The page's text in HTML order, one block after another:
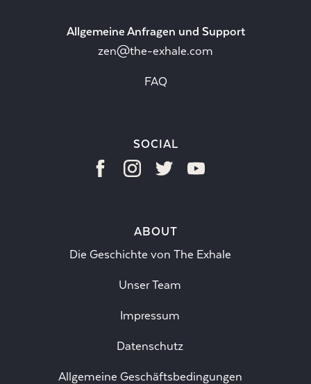
Allgemeine Anfragen und Support
zen@the-exhale.com
FAQ
SOCIAL
ABOUT
Die Geschichte von The Exhale
Unser Team
Impressum
Datenschutz
Allgemeine Geschäftsbedingungen